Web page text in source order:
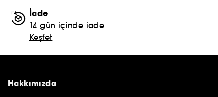
İade
14 gün içinde iade
Keşfet
Hakkımızda